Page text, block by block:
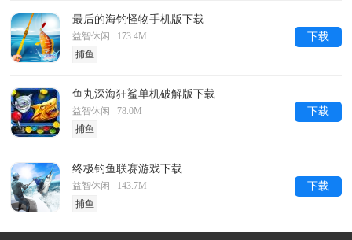
最后的海钓怪物手机版下载
益智休闲 173.4M
捕鱼
下载
鱼丸深海狂鲨单机破解版下载
益智休闲 78.0M
捕鱼
下载
终极钓鱼联赛游戏下载
益智休闲 143.7M
捕鱼
下载